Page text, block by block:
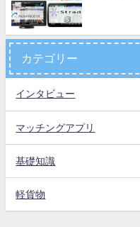
カテゴリー
インタビュー
マッチングアプリ
基礎知識
軽貨物